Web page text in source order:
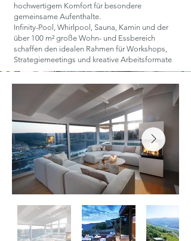
hochwertigem Komfort für besondere
gemeinsame Aufenthalte.
Infinity-Pool, Whirlpool, Sauna, Kamin und der
über 100 m² große Wohn- und Essbereich
schaffen den idealen Rahmen für Workshops,
Strategiemeetings und kreative Arbeitsformate